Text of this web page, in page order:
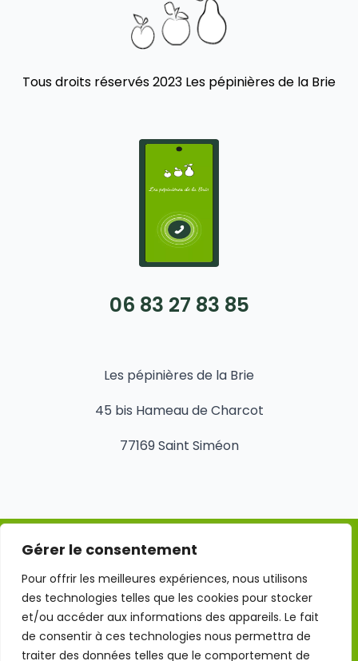
Gérer le consentement
Pour offrir les meilleures expériences, nous utilisons
des technologies telles que les cookies pour stocker
et/ou accéder aux informations des appareils. Le fait
de consentir à ces technologies nous permettra de
traiter des données telles que le comportement de
Tous droits réservés 2023 Les pépinières de la Brie
06 83 27 83 85
Les pépinières de la Brie
45 bis Hameau de Charcot
77169 Saint Siméon
Mentions légales
Conditions Générales d'Utilisation